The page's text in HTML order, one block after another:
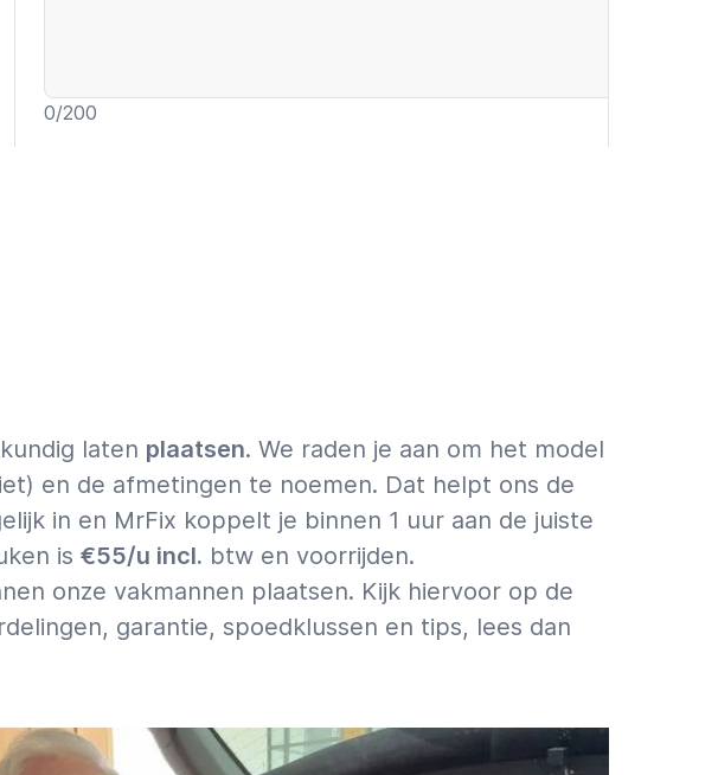
0/200
Tik ophier voor info over schatting vs. offerte.
laten plaatsen. We raden je aan om het model
en de afmetingen te noemen. Dat helpt ons de
in en MrFix koppelt je binnen 1 uur aan de juiste
is €55/u incl. btw en voorrijden.
onze vakmannen plaatsen. Kijk hiervoor op de
garantie, spoedklussen en tips, lees dan